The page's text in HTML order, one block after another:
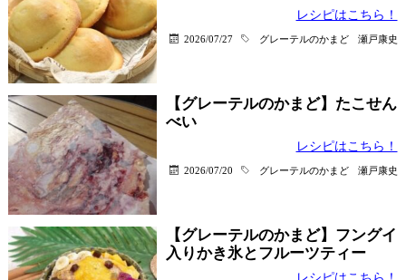
レシピはこちら！
2026/07/27 グレーテルのかまど 瀬戸康史
【グレーテルのかまど】たこせん
べい
レシピはこちら！
2026/07/20 グレーテルのかまど 瀬戸康史
【グレーテルのかまど】フングイ
入りかき氷とフルーツティー